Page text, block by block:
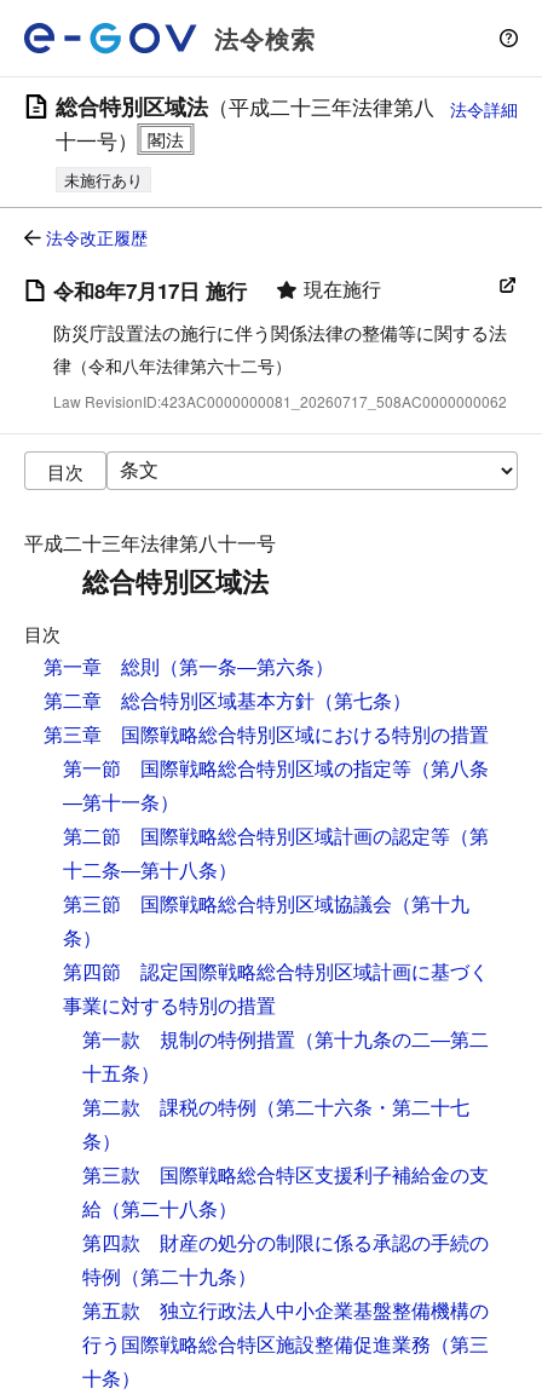
法令検索
総合特別区域法（平成二十三年法律第八
十一号）
未施行あり
法令詳細
法令改正履歴
令和8年7月17日 施行 現在施行
防災庁設置法の施行に伴う関係法律の整備等に関する法
律 （令和八年法律第六十二号）
Law RevisionID:423AC0000000081_20260717_508AC0000000062
目次
平成二十三年法律第八十一号
総合特別区域法
目次
第一章 総則 （第一条―第六条）
第二章 総合特別区域基本方針 （第七条）
第三章 国際戦略総合特別区域における特別の措置
第一節 国際戦略総合特別区域の指定等 （第八条
―第十一条）
第二節 国際戦略総合特別区域計画の認定等 （第
十二条―第十八条）
第三節 国際戦略総合特別区域協議会 （第十九
条）
第四節 認定国際戦略総合特別区域計画に基づく
事業に対する特別の措置
第一款 規制の特例措置 （第十九条の二―第二
十五条）
第二款 課税の特例 （第二十六条・第二十七
条）
第三款 国際戦略総合特区支援利子補給金の支
給 （第二十八条）
第四款 財産の処分の制限に係る承認の手続の
特例 （第二十九条）
第五款 独立行政法人中小企業基盤整備機構の
行う国際戦略総合特区施設整備促進業務 （第三
十条）